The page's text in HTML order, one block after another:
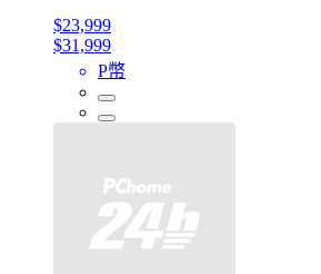
$23,999
$31,999
P幣